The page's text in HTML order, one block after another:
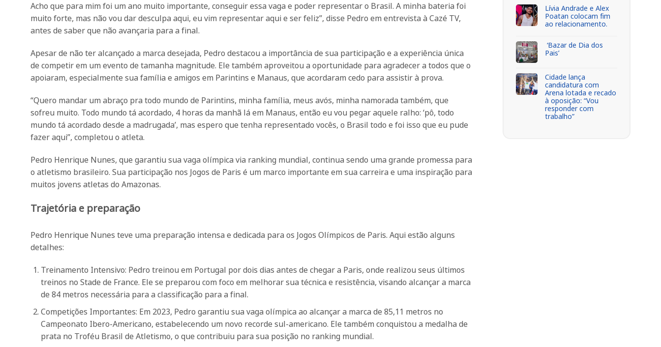
Acho que para mim foi um ano muito importante, conseguir essa vaga e poder representar o Brasil. A minha bateria foi
muito forte, mas não vou dar desculpa aqui, eu vim representar aqui e ser feliz”, disse Pedro em entrevista à Cazé TV,
antes de saber que não avançaria para a final.
Apesar de não ter alcançado a marca desejada, Pedro destacou a importância de sua participação e a experiência única
de competir em um evento de tamanha magnitude. Ele também aproveitou a oportunidade para agradecer a todos que o
apoiaram, especialmente sua família e amigos em Parintins e Manaus, que acordaram cedo para assistir à prova.
“Quero mandar um abraço pra todo mundo de Parintins, minha família, meus avós, minha namorada também, que
sofreu muito. Todo mundo tá acordado, 4 horas da manhã lá em Manaus, então eu vou pegar aquele ralho: ‘pô, todo
mundo tá acordado desde a madrugada’, mas espero que tenha representado vocês, o Brasil todo e foi isso que eu pude
fazer aqui”, completou o atleta.
Pedro Henrique Nunes, que garantiu sua vaga olímpica via ranking mundial, continua sendo uma grande promessa para
o atletismo brasileiro. Sua participação nos Jogos de Paris é um marco importante em sua carreira e uma inspiração para
muitos jovens atletas do Amazonas.
Trajetória e preparação
Pedro Henrique Nunes teve uma preparação intensa e dedicada para os Jogos Olímpicos de Paris. Aqui estão alguns
detalhes:
Treinamento Intensivo: Pedro treinou em Portugal por dois dias antes de chegar a Paris, onde realizou seus últimos
treinos no Stade de France. Ele se preparou com foco em melhorar sua técnica e resistência, visando alcançar a marca
de 84 metros necessária para a classificação para a final.
Competições Importantes: Em 2023, Pedro garantiu sua vaga olímpica ao alcançar a marca de 85,11 metros no
Campeonato Ibero-Americano, estabelecendo um novo recorde sul-americano. Ele também conquistou a medalha de
prata no Troféu Brasil de Atletismo, o que contribuiu para sua posição no ranking mundial.
Lívia Andrade e Alex
Poatan colocam fim
ao relacionamento.
‘Bazar de Dia dos
Pais’
Cidade lança
candidatura com
Arena lotada e recado
à oposição: “Vou
responder com
trabalho”